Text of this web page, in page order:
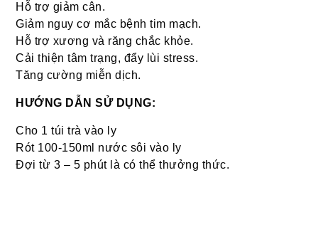
Hỗ trợ giảm cân.
Giảm nguy cơ mắc bệnh tim mạch.
Hỗ trợ xương và răng chắc khỏe.
Cải thiện tâm trạng, đẩy lùi stress.
Tăng cường miễn dịch.
HƯỚNG DẪN SỬ DỤNG:
Cho 1 túi trà vào ly
Rót 100-150ml nước sôi vào ly
Đợi từ 3 – 5 phút là có thể thưởng thức.